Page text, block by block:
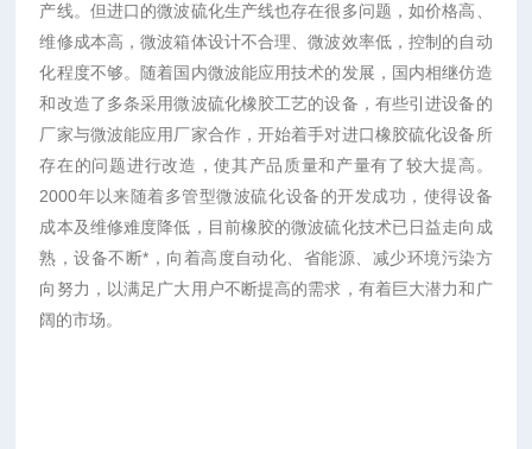
产线。但进口的微波硫化生产线也存在很多问题，如价格高、
维修成本高，微波箱体设计不合理、微波效率低，控制的自动
化程度不够。随着国内微波能应用技术的发展，国内相继仿造
和改造了多条采用微波硫化橡胶工艺的设备，有些引进设备的
厂家与微波能应用厂家合作，开始着手对进口橡胶硫化设备所
存在的问题进行改造，使其产品质量和产量有了较大提高。
2000年以来随着多管型微波硫化设备的开发成功，使得设备
成本及维修难度降低，目前橡胶的微波硫化技术已日益走向成
熟，设备不断*，向着高度自动化、省能源、减少环境污染方
向努力，以满足广大用户不断提高的需求，有着巨大潜力和广
阔的市场。